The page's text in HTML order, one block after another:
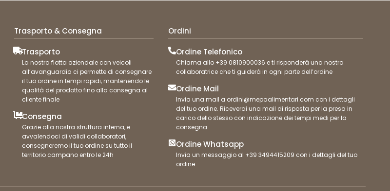
Trasporto & Consegna
Trasporto
La nostra flotta aziendale con veicoli
all’avanguardia ci permette di consegnare
il tuo ordine in tempi rapidi, mantenendo le
qualità del prodotto fino alla consegna al
cliente finale
Consegna
Grazie alla nostra struttura interna, e
avvalendoci di validi collaboratori,
consegneremo il tuo ordine su tutto il
territorio campano entro le 24h
Ordini
Ordine Telefonico
Chiama allo +39 0810900036 e ti risponderà una nostra
collaboratrice che ti guiderà in ogni parte dell’ordine
Ordine Mail
Invia una mail a ordini@mepaalimentari.com con i dettagli
del tuo ordine. Riceverai una mail di risposta per la presa in
carico dello stesso con indicazione dei tempi medi per la
consegna
Ordine Whatsapp
Invia un messaggio al +39 3494415209 con i dettagli del tuo
ordine